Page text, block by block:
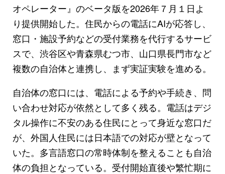
オペレーター』のベータ版を2026年７月１日よ
り提供開始した。住民からの電話にAIが応答し、
窓口・施設予約などの受付業務を代行するサービ
スで、渋谷区や青森県むつ市、山口県長門市など
複数の自治体と連携し、まず実証実験を進める。
自治体の窓口には、電話による予約や手続き、問
い合わせ対応が依然として多く残る。電話はデジ
タル操作に不安のある住民にとって身近な窓口だ
が、外国人住民には日本語での対応が壁となって
いた。多言語窓口の常時体制を整えることも自治
体の負担となっている。受付開始直後や繁忙期に